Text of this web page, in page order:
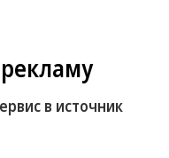
в источник